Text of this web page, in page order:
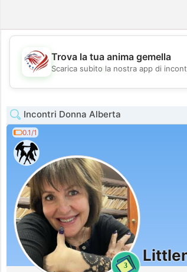
💖
Trova la tua anima gemella
Scarica subito la nostra app di
Incontri Donna Alberta
0.1/1
3